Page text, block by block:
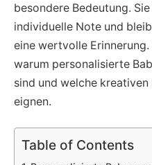
besondere Bedeutung.
individuelle Note und
eine wertvolle
warum personalisierte
sind und welche
eignen.
Table of Contents